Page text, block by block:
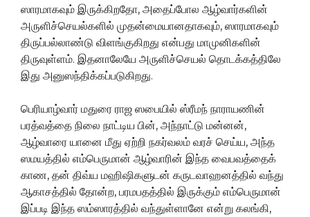
ஸாரமாகவும் இருக்கிறதோ, அதைப்போல ஆழ்வார்களின்
அருளிச்செயல்களில் முதன்மையானதாகவும், ஸாரமாகவும்
திருப்பல்லாண்டு விளங்குகிறது என்பது மாமுனிகளின்
திருவுள்ளம். இதனாலேயே அருளிச்செயல் தொடக்கத்திலே
இது அனுஸந்திக்கப்படுகிறது.
பெரியாழ்வார் மதுரை ராஜ ஸபையில் ஸ்ரீமந் நாராயணின்
பரத்வத்தை நிலை நாட்டிய பின், அந்நாட்டு மன்னன்,
ஆழ்வாரை யானை மீது ஏற்றி நகர்வலம் வரச் செய்ய, அந்த
ஸமயத்தில் எம்பெருமான் ஆழ்வாரின் இந்த வைபவத்தைக்
காண, தன் திவ்ய மஹிஷிகளுடன் கருடவாஹனத்தில் வந்து
ஆகாசத்தில் தோன்ற, பரமபதத்தில் இருக்கும் எம்பெருமான்
இப்படி இந்த ஸம்ஸாரத்தில் வந்துள்ளானே என்று கலங்கி,